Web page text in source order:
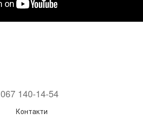
067 140-14-54
Контакти